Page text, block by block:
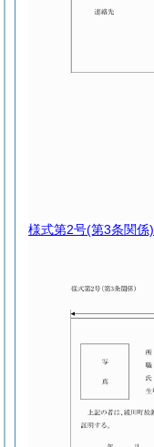
様式第2号(第3条関係)